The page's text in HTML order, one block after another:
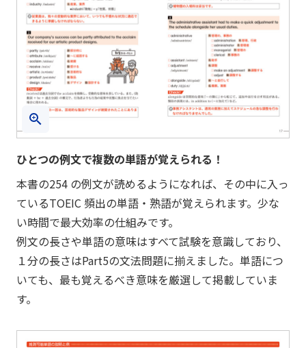
ひとつの例文で複数の単語が覚えられる！
本書の254 の例文が読めるようになれば、その中に入っ
ているTOEIC 頻出の単語・熟語が覚えられます。少な
い時間で最大効率の仕組みです。
例文の長さや単語の意味はすべて試験を意識しており、
１分の長さはPart5の文法問題に揃えました。単語につ
いても、最も覚えるべき意味を厳選して掲載していま
す。